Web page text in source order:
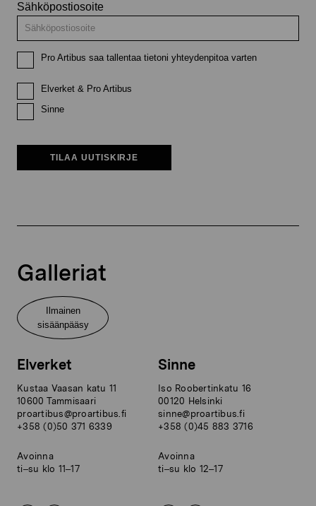
Sähköpostiosoite
Pro Artibus saa tallentaa tietoni yhteydenpitoa varten
Elverket & Pro Artibus
Sinne
TILAA UUTISKIRJE
Galleriat
Ilmainen
sisäänpääsy
Elverket
Kustaa Vaasan katu 11
10600 Tammisaari
proartibus@proartibus.fi
+358 (0)50 371 6339
Avoinna
ti–su klo 11–17
Sinne
Iso Roobertinkatu 16
00120 Helsinki
sinne@proartibus.fi
+358 (0)45 883 3716
Avoinna
ti–su klo 12–17